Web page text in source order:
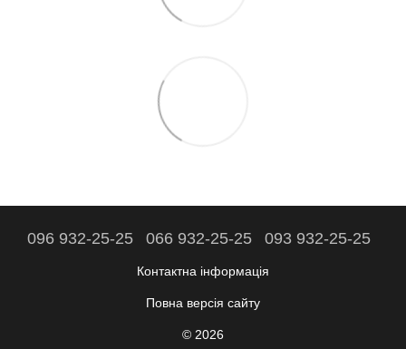
096 932-25-25 066 932-25-25 093 932-25-25
Контактна інформація
Повна версія сайту
© 2026